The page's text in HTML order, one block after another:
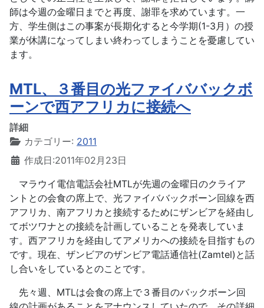
師は今週の金曜日までと再度、謝罪を求めています。一
方、学生側はこの事案が長期化すると今学期(1-3月）の授
業が休講になってしまい終わってしまうことを憂慮してい
ます。
MTL、３番目の光ファイババックボ
ーンで西アフリカに接続へ
詳細
カテゴリー: 2011
作成日:2011年02月23日
マラウイ電信電話会社MTLが先週の金曜日のクライア
ントとの会食の席上で、光ファイババックボーン回線を西
アフリカ、南アフリカと接続するためにザンビアを経由し
てボツワナとの接続を計画していることを発表していま
す。西アフリカを経由してアメリカへの接続を目指すもの
です。現在、ザンビアのザンビア電話通信社(Zamtel)と話
し合いをしているとのことです。
先々週、MTLは会食の席上で３番目のバックボーン回